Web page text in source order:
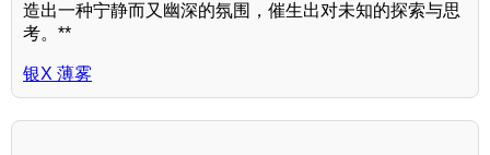
造出一种宁静而又幽深的氛围，催生出对未知的探索与思
考。**
银X 薄雾